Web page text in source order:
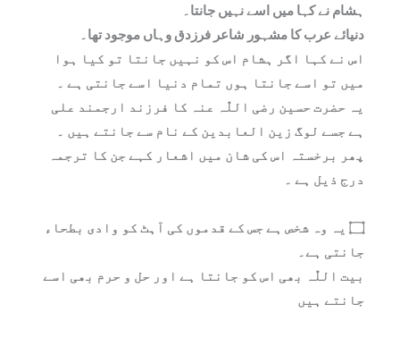
ہشام نے کہا میں اسے نہیں جانتا۔
دنیائے عرب کا مشہور شاعر فرزدق وہاں موجود تھا۔
اس نے کہا اگر ہشام اس کو نہیں جانتا تو کیا ہوا
میں تو اسے جانتا ہوں تمام دنیا اسے جانتی ہے ۔
یہ حضرت حسین رضی اللّٰہ عنہ کا فرزند ارجمند علی
ہے جسے لوگ زین العابدین کے نام سے جانتے ہیں ۔
پھر برخستہ اس کی شان میں اشعار کہے جن کا ترجمہ
درج ذیل ہے ۔
۝ یہ وہ شخص ہے جس کے قدموں کی آہٹ کو وادی بطحاء
جانتی ہے۔
بیت اللّٰہ بھی اس کو جانتا ہے اور حل و حرم بھی اسے
جانتے ہیں